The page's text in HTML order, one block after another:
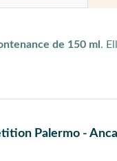
de 150 ml .
Palermo -